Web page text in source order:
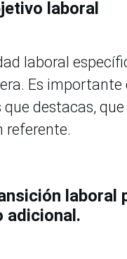
laboral
laboral
Es importante
destacas,
referente.
laboral
adicional.